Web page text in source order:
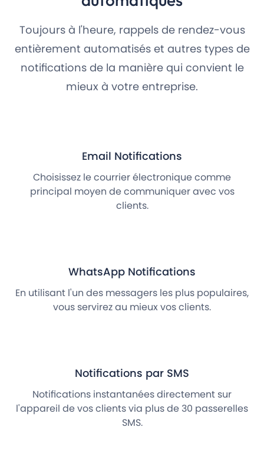
Toujours à l'heure, rappels de rendez-vous
entièrement automatisés et autres types de
notifications de la manière qui convient le
mieux à votre entreprise.
Email Notifications
Choisissez le courrier électronique comme
principal moyen de communiquer avec vos
clients.
WhatsApp Notifications
En utilisant l'un des messagers les plus populaires,
vous servirez au mieux vos clients.
Notifications par SMS
Notifications instantanées directement sur
l'appareil de vos clients via plus de 30 passerelles
SMS.